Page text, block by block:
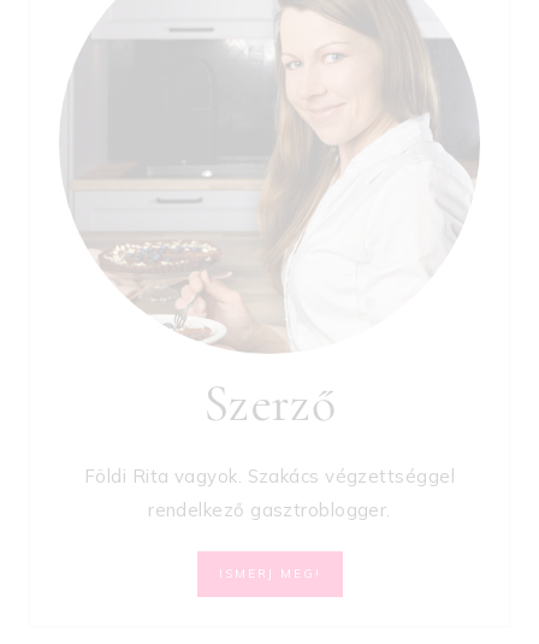
Szerző
Földi Rita vagyok. Szakács végzettséggel
rendelkező gasztroblogger.
ISMERJ MEG!